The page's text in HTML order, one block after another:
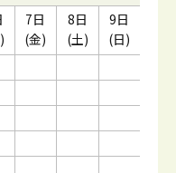
7日
(金)
8日
(土)
9日
(日)